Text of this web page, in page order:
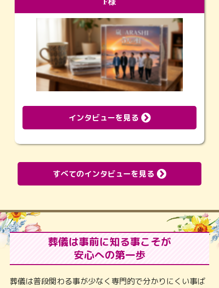
インタビューを見る
すべてのインタビューを見る
葬儀は事前に知る事こそが
安心への第一歩
葬儀は普段関わる事が少なく専門的で分かりにくい事ば